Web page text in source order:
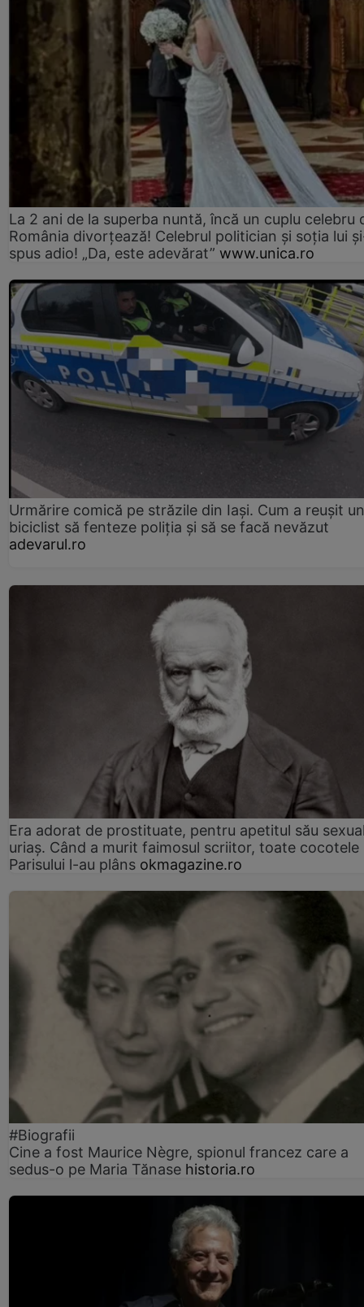
La 2 ani de la superba nuntă, încă un cuplu celebru
România divorțează! Celebrul politician și soția lui
spus adio! „Da, este adevărat” www.unica.ro
Urmărire comică pe străzile din Iași. Cum a reușit un
biciclist să fenteze poliția și să se facă nevăzut
adevarul.ro
Era adorat de prostituate, pentru apetitul său
uriaș. Când a murit faimosul scriitor, toate cocotele
Parisului l-au plâns okmagazine.ro
#Biografii
Cine a fost Maurice Nègre, spionul francez care a
sedus-o pe Maria Tănase historia.ro